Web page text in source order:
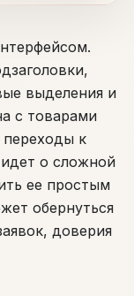
выделения и
с товарами
к
о сложной
ее простым
обернуться
доверия